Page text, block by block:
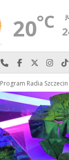
20°C
Najlepiej po
Odwiedź nas
Program Radia Szczecin